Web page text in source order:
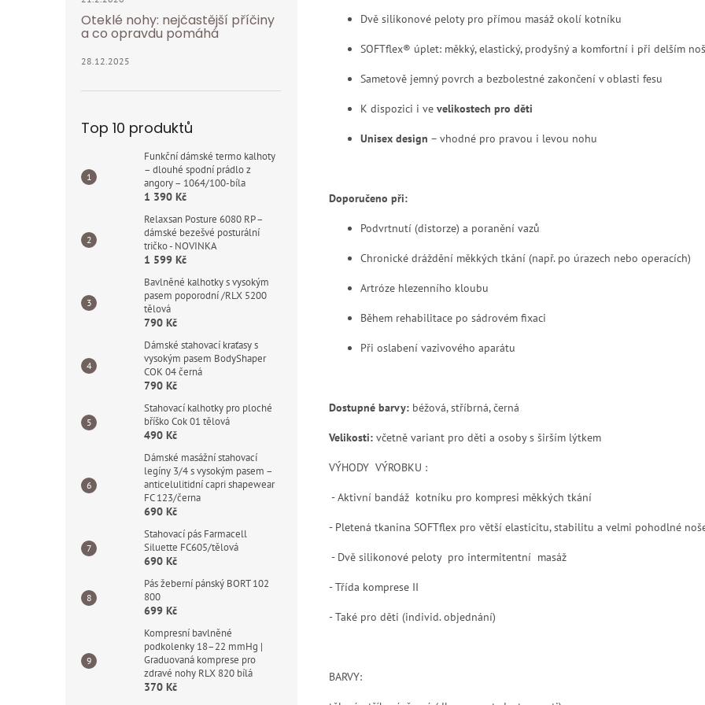
Oteklé nohy: nejčastější příčiny
a co opravdu pomáhá
28.12.2025
Top 10 produktů
Funkční dámské termo kalhoty
– dlouhé spodní prádlo z
angory – 1064/100-bíla
1 390 Kč
Relaxsan Posture 6080 RP –
dámské bezešvé posturální
tričko - NOVINKA
1 599 Kč
Bavlněné kalhotky s vysokým
pasem poporodní /RLX 5200
tělová
790 Kč
Dámské stahovací kraťasy s
vysokým pasem BodyShaper
COK 04 černá
790 Kč
Stahovací kalhotky pro ploché
bříško Cok 01 tělová
490 Kč
Dámské masážní stahovací
legíny 3/4 s vysokým pasem –
anticelulitidní capri shapewear
FC 123/černa
690 Kč
Stahovací pás Farmacell
Siluette FC605/tělová
690 Kč
Pás žeberní pánský BORT 102
800
699 Kč
Kompresní bavlněné
podkolenky 18–22 mmHg |
Graduovaná komprese pro
zdravé nohy RLX 820 bílá
370 Kč
Dvě silikonové peloty pro přímou masáž okolí kotníku
SOFTflex® úplet: měkký, elastický, prodyšný a komfortní i při delším
Sametově jemný povrch a bezbolestné zakončení v oblasti fesu
K dispozici i ve velikostech pro děti
Unisex design – vhodné pro pravou i levou nohu
Doporučeno při:
Podvrtnutí (distorze) a poranění vazů
Chronické dráždění měkkých tkání (např. po úrazech nebo operacích)
Artróze hlezenního kloubu
Během rehabilitace po sádrovém fixaci
Při oslabení vazivového aparátu
Dostupné barvy: béžová, stříbrná, černá
Velikosti: včetně variant pro děti a osoby s širším lýtkem
VÝHODY VÝROBKU :
- Aktivní bandáž kotníku pro kompresi měkkých tkání
- Pletená tkanina SOFTflex pro větší elasticitu, stabilitu a velmi pohodlné
- Dvě silikonové peloty pro intermitentní masáž
- Třída komprese II
- Také pro děti (individ. objednání)
BARVY: